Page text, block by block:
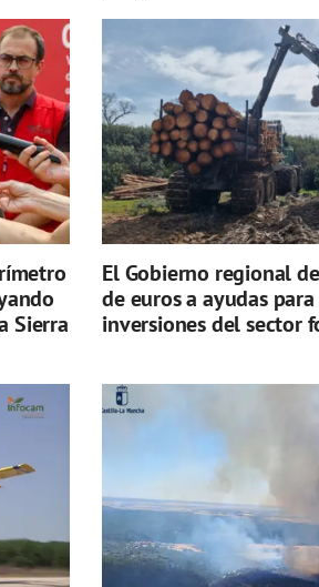
Sierra
El Gobierno regional
de euros a ayudas
inversiones del sector